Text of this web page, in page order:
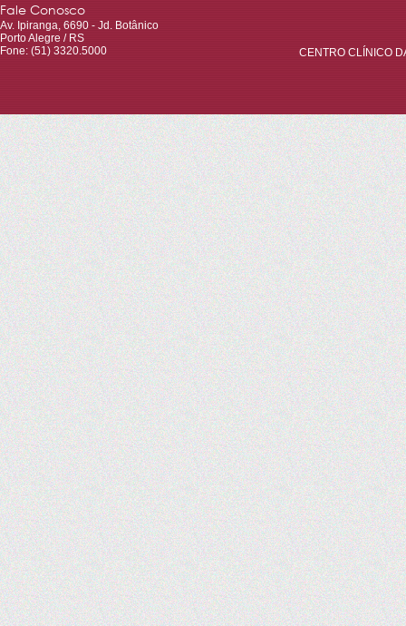
Fale Conosco
Av. Ipiranga, 6690 - Jd. Botânico
Porto Alegre / RS
Fone: (51) 3320.5000
CENTRO CLÍNICO